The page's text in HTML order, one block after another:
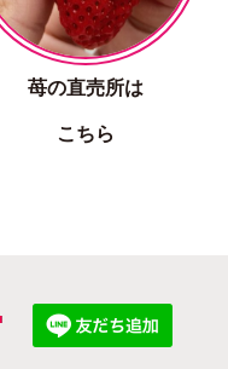
苺の直売所は
こちら